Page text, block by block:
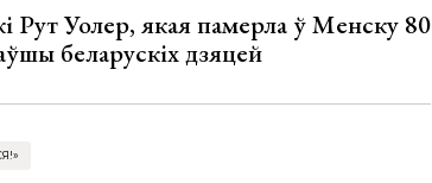
Рут Уолер, якая памерла ў Менску 80
беларускіх дзяцей